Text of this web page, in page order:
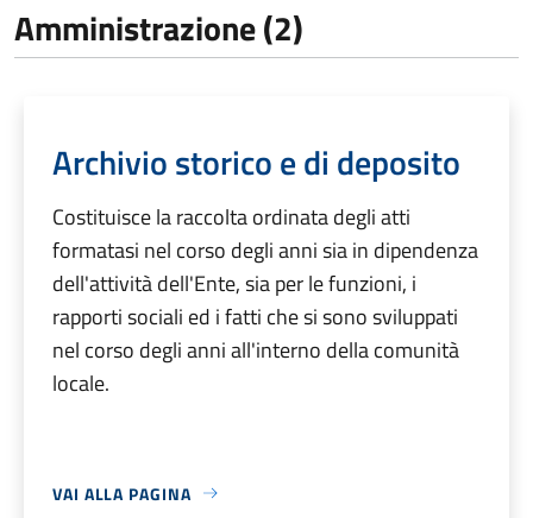
Amministrazione (2)
Archivio storico e di deposito
Costituisce la raccolta ordinata degli atti
formatasi nel corso degli anni sia in dipendenza
dell'attività dell'Ente, sia per le funzioni, i
rapporti sociali ed i fatti che si sono sviluppati
nel corso degli anni all'interno della comunità
locale.
VAI ALLA PAGINA